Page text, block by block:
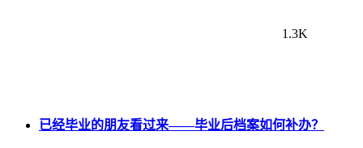
1.3K
已经毕业的朋友看过来——毕业后档案如何补办？